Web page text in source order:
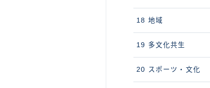
18 地域
19 多文化共生
20 スポーツ・文化